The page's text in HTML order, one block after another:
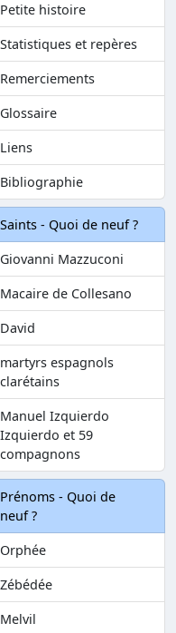
Petite histoire
Statistiques et repères
Remerciements
Glossaire
Liens
Bibliographie
Saints - Quoi de neuf ?
Giovanni Mazzuconi
Macaire de Collesano
David
martyrs espagnols
clarétains
Manuel Izquierdo
Izquierdo et 59
compagnons
Prénoms - Quoi de
neuf ?
Orphée
Zébédée
Melvil